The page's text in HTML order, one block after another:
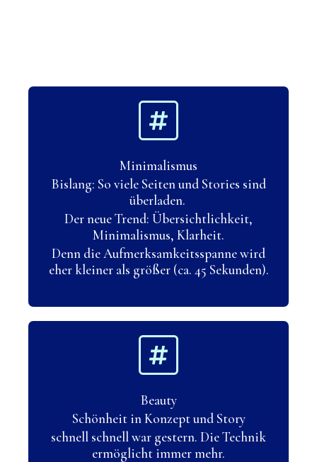
Minimalismus
Bislang: So viele Seiten und Stories sind
überladen.
Der neue Trend: Übersichtlichkeit,
Minimalismus, Klarheit.
Denn die Aufmerksamkeitsspanne wird
eher kleiner als größer (ca. 45 Sekunden).
Beauty
Schönheit in Konzept und Story
schnell schnell war gestern. Die Technik
ermöglicht immer mehr.